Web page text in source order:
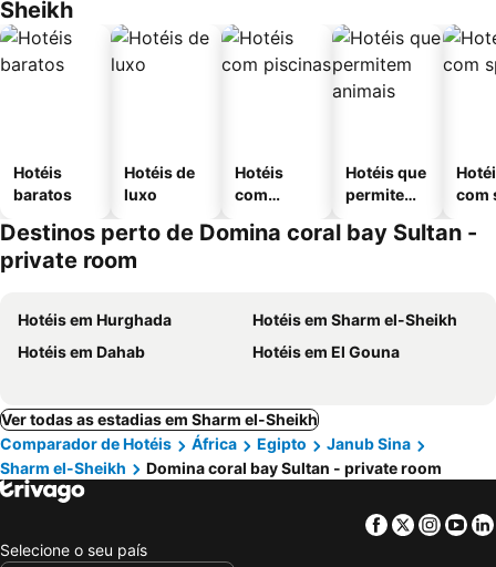
Sheikh
Hotéis
baratos
Hotéis de
luxo
Hotéis
com
Hotéis que
permitem
com
Destinos perto de Domina coral bay Sultan -
private room
Hotéis em Hurghada
Hotéis em Sharm el-Sheikh
Hotéis em Dahab
Hotéis em El Gouna
Ver todas as estadias em Sharm el-Sheikh
Comparador de Hotéis
África Egipto
Janub Sina
Sharm el-Sheikh
Domina coral bay Sultan - private room
Facebook
Twitter
Selecione o seu país